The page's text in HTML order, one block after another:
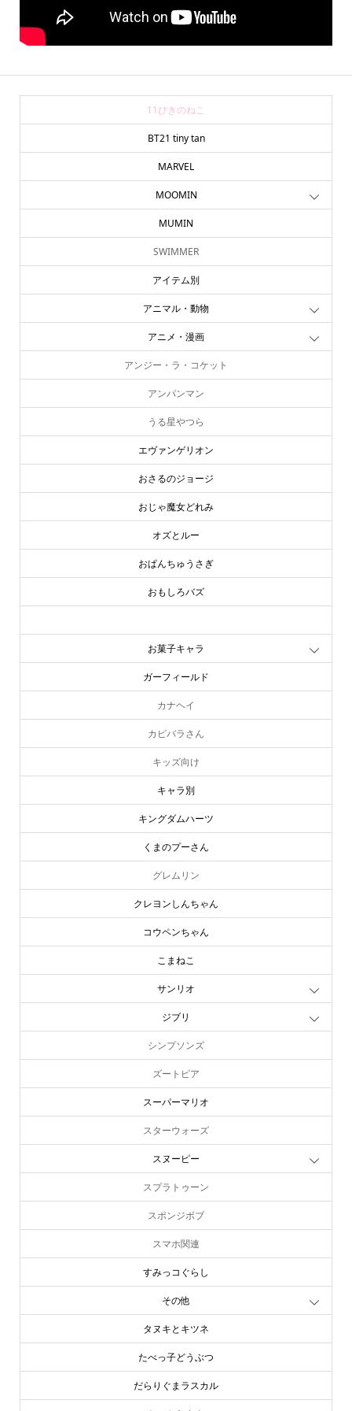
11ぴきのねこ
BT21 tiny tan
MARVEL
MOOMIN
MUMIN
SWIMMER
アイテム別
アニマル・動物
アニメ・漫画
アンジー・ラ・コケット
アンパンマン
うる星やつら
エヴァンゲリオン
おさるのジョージ
おじゃ魔女どれみ
オズとルー
おぱんちゅうさぎ
おもしろバズ
お菓子キャラ
ガーフィールド
カナヘイ
カピバラさん
キッズ向け
キャラ別
キングダムハーツ
くまのプーさん
グレムリン
クレヨンしんちゃん
コウペンちゃん
こまねこ
サンリオ
ジブリ
シンプソンズ
ズートピア
スーパーマリオ
スターウォーズ
スヌーピー
スプラトゥーン
スポンジボブ
スマホ関連
すみっコぐらし
その他
タヌキとキツネ
たべっ子どうぶつ
だらりぐまラスカル